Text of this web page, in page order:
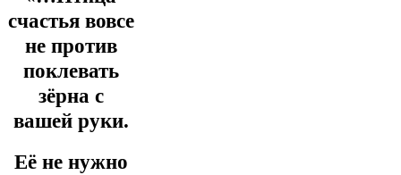
счастья вовсе
не против
поклевать
зёрна с
вашей руки.
Её не нужно